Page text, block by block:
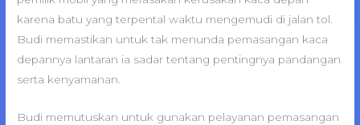
karena batu yang terpental waktu mengemudi di jalan tol.
Budi memastikan untuk tak menunda pemasangan kaca
depannya lantaran ia sadar tentang pentingnya pandangan
serta kenyamanan.
Budi memutuskan untuk gunakan pelayanan pemasangan